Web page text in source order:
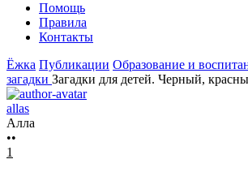
Помощь
Правила
Контакты
Ёжка Публикации Образование и
загадки Загадки для детей. Черный,
allas
Алла
••
1